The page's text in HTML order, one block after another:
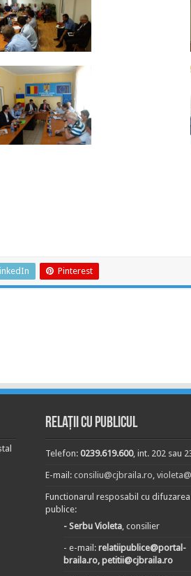
Pinterest
Relații cu publicul
Telefon: 0239.619.600, int. 202 sau
E-mail: consiliu@cjbraila.ro,
Functionarul resposabil cu
publice:
- Serbu Violeta, consilier
- e-mail: relatiipublice@portal-
braila.ro, petitii@cjbraila.ro